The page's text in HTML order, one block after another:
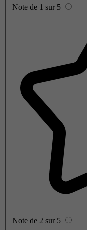
Note de 1 sur 5
Note de 2 sur 5